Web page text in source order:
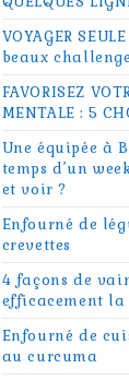
VOYAGER
beaux
FAVORISEZ
MENTALE : 5
Une équipée à
temps d’un
et voir ?
Enfourné de
crevettes
4 façons de
efficacement
Enfourné de
au curcuma